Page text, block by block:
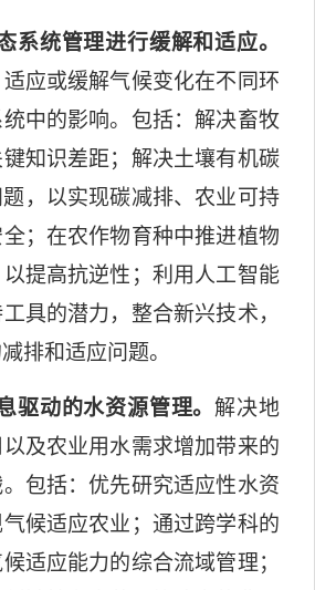
系统管理进行缓解和适应。
应或缓解气候变化在不同环
中的影响。包括：解决畜牧
知识差距；解决土壤有机碳
题，以实现碳减排、农业可持
； 在农作物育种中推进植物
提高抗逆性； 利用人工智能
具的潜力，整合新兴技术，
排和适应问题。
驱动的水资源管理。解决地
及农业用水需求增加带来的
包括：优先研究适应性水资
候适应农业；通过跨学科的
适应能力的综合流域管理；